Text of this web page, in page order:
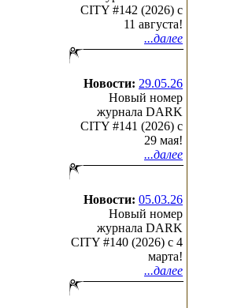
CITY #142 (2026) c
11 августа!
...далее
Новости: 29.05.26
Новый номер
журнала DARK
CITY #141 (2026) c
29 мая!
...далее
Новости: 05.03.26
Новый номер
журнала DARK
CITY #140 (2026) c 4
марта!
...далее